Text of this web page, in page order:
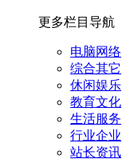
更多栏目导航
电脑网络
综合其它
休闲娱乐
教育文化
生活服务
行业企业
站长资讯